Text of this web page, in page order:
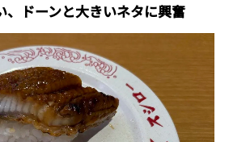
、ドーンと大きいネタに興奮